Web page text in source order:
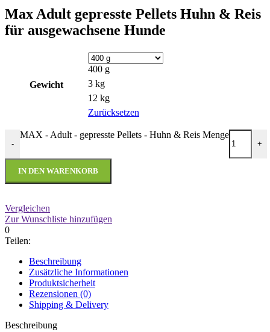
Max Adult gepresste Pellets Huhn & Reis
für ausgewachsene Hunde
Gewicht
400 g
3 kg
12 kg
Zurücksetzen
-
MAX - Adult - gepresste Pellets - Huhn & Reis Menge
+
IN DEN WARENKORB
Vergleichen
Zur Wunschliste hinzufügen
0
Teilen:
Beschreibung
Zusätzliche Informationen
Produktsicherheit
Rezensionen (0)
Shipping & Delivery
Beschreibung